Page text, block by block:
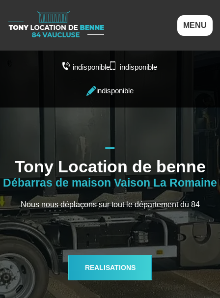
MENU
indisponible indisponible
indisponible
Tony Location de benne
Débarras de maison Vaison La Romaine
Nous nous déplaçons sur tout le département du 84
REALISATIONS